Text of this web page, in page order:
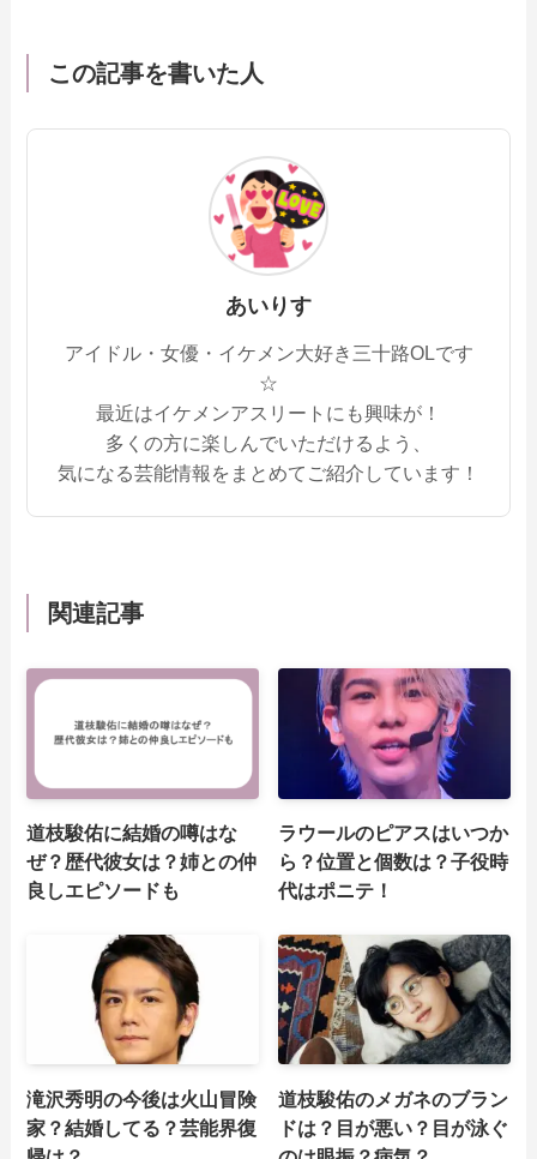
この記事を書いた人
あいりす
アイドル・女優・イケメン大好き三十路OLです
☆
最近はイケメンアスリートにも興味が！
多くの方に楽しんでいただけるよう、
気になる芸能情報をまとめてご紹介しています！
関連記事
道枝駿佑に結婚の噂はな
ぜ？歴代彼女は？姉との仲
良しエピソードも
ラウールのピアスはいつか
ら？位置と個数は？子役時
代はポニテ！
滝沢秀明の今後は火山冒険
家？結婚してる？芸能界復
道枝駿佑のメガネのブラン
ドは？目が悪い？目が泳ぐ